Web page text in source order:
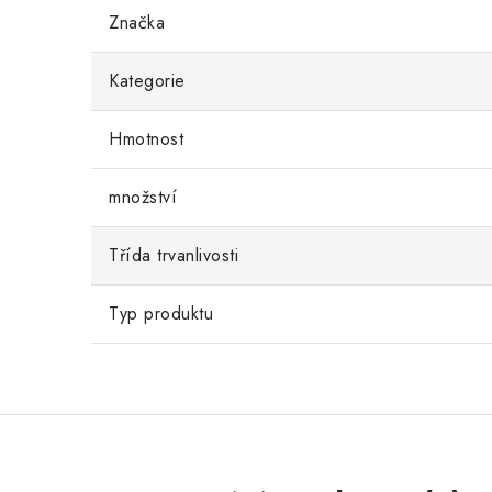
Značka
Kategorie
Hmotnost
množství
Třída trvanlivosti
Typ produktu